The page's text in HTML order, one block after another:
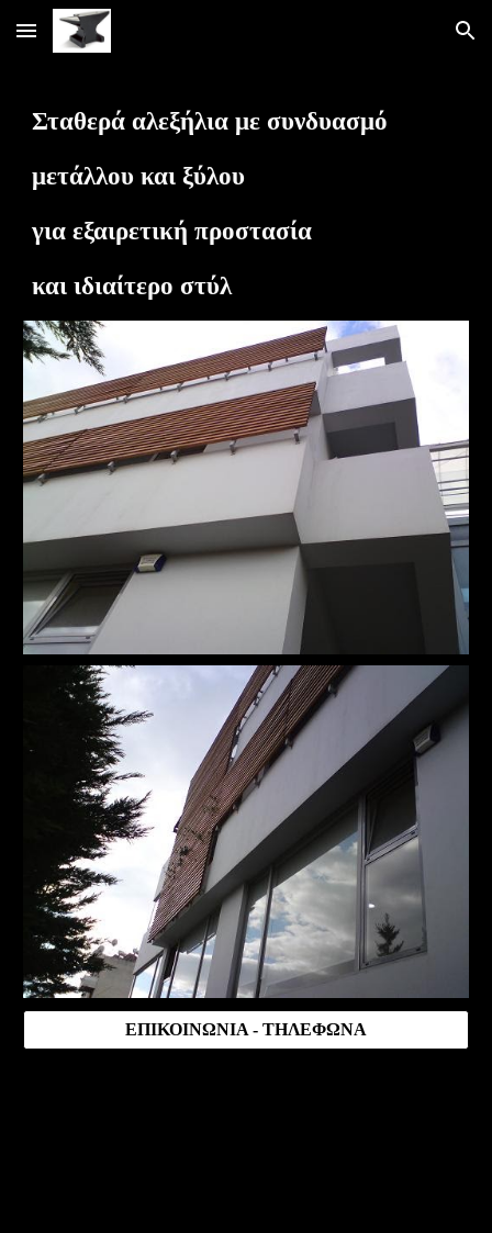
Skip to main content Skip to navigation
Σταθερά αλεξήλια με συνδυασμό
μετάλλου και ξύλου
για εξαιρετική προστασία
και ιδιαίτερο στύλ
ΕΠΙΚΟΙΝΩΝΙΑ - ΤΗΛΕΦΩΝΑ